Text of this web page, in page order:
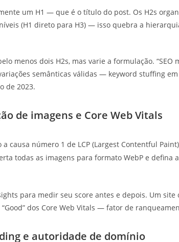
um H1 — que é o título do post. Os H2s
(H1 direto para H3) — isso quebra a
menos dois H2s, mas varie a formulação.
semânticas válidas — keyword stuffing
de 2023.
de imagens e Core Web Vitals
a causa número 1 de LCP (Largest Contentful
todas as imagens para formato WebP e defina
para medir seu score antes e depois. Um site
dos Core Web Vitals — fator de
e autoridade de domínio